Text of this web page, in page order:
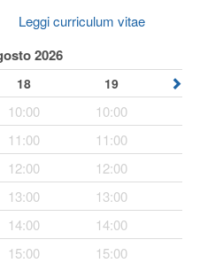
CERCA
in cloud
Leggi curriculum vitae
2026
18 19
10:00
10:00
11:00
11:00
12:00
12:00
13:00
13:00
14:00
14:00
15:00
15:00